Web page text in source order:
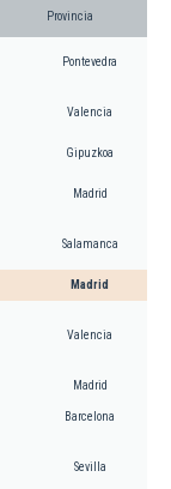
Provincia
Pontevedra
Valencia
Gipuzkoa
Madrid
Salamanca
Madrid
Valencia
Madrid
Barcelona
Sevilla